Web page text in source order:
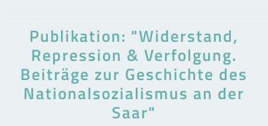
Publikation: "Widerstand,
Repression & Verfolgung.
Beiträge zur Geschichte des
Nationalsozialismus an der
Saar"